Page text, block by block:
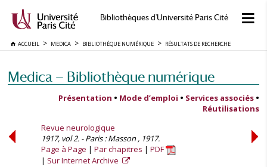
Bibliothèques d'Université Paris Cité
ACCUEIL MEDICA BIBLIOTHÈQUE NUMÉRIQUE RÉSULTATS DE RECHERCHE
Medica — Bibliothèque numérique
Présentation • Mode d’emploi • Services associés •
Réutilisations
Revue neurologique
1917, vol 2. - Paris : Masson , 1917.
Page à Page
Par chapitres
PDF
Sur Internet Archive